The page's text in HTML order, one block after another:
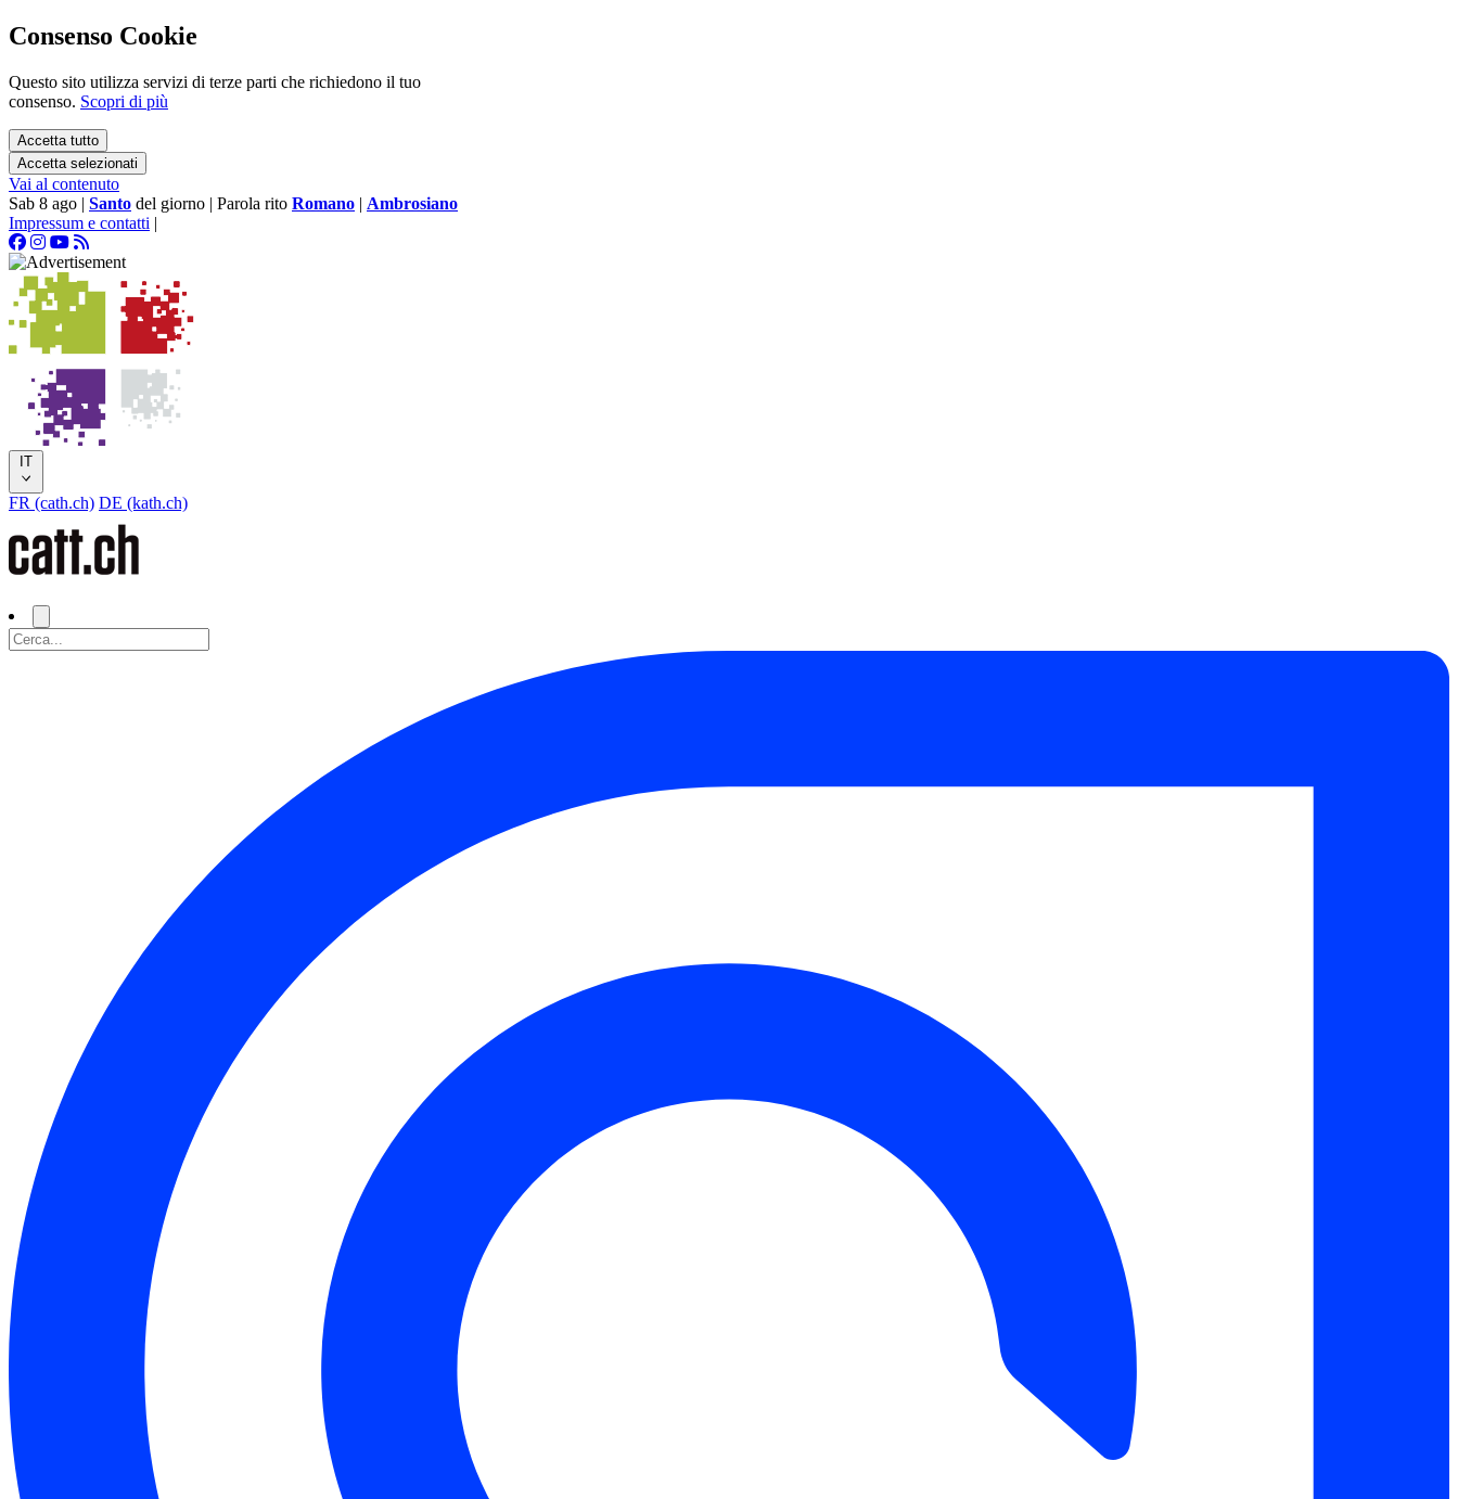
Consenso Cookie
Questo sito utilizza servizi di terze parti che richiedono il tuo
consenso. Scopri di più
Accetta tutto
Accetta selezionati
Vai al contenuto
Sab 8 ago | Santo del giorno | Parola rito Romano | Ambrosiano
Impressum e contatti |
IT
FR (cath.ch) DE (kath.ch)